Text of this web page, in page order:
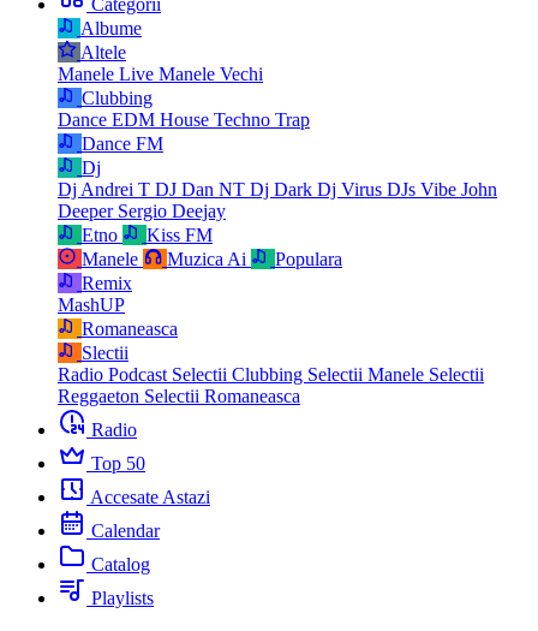
Albume
Altele
Manele Live Manele Vechi
Clubbing
Dance EDM House Techno Trap
Dance FM
Dj
Dj Andrei T DJ Dan NT Dj Dark Dj Virus DJs Vibe John
Deeper Sergio Deejay
Etno
Kiss FM
Manele
Muzica Ai
Populara
Remix
MashUP
Romaneasca
Slectii
Radio Podcast Selectii Clubbing Selectii Manele Selectii
Reggaeton Selectii Romaneasca
Radio
Top 50
Accesate Astazi
Calendar
Catalog
Playlists